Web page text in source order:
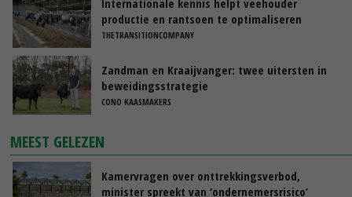
productie en rantsoen te optimaliseren
THETRANSITIONCOMPANY
Zandman en Kraaijvanger: twee uitersten in
beweidingsstrategie
CONO KAASMAKERS
MEEST GELEZEN
Kamervragen over onttrekkingsverbod,
minister spreekt van ‘ondernemersrisico’